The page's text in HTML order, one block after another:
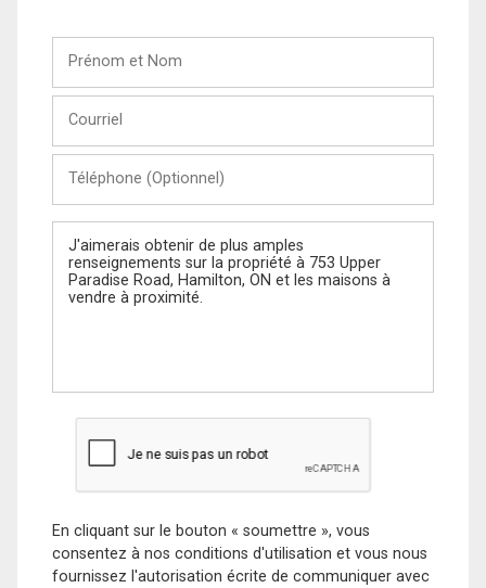
Nom
(Optionnel)
Message
En cliquant sur le bouton « soumettre », vous
consentez à nos conditions d'utilisation et vous nous
fournissez l'autorisation écrite de communiquer avec